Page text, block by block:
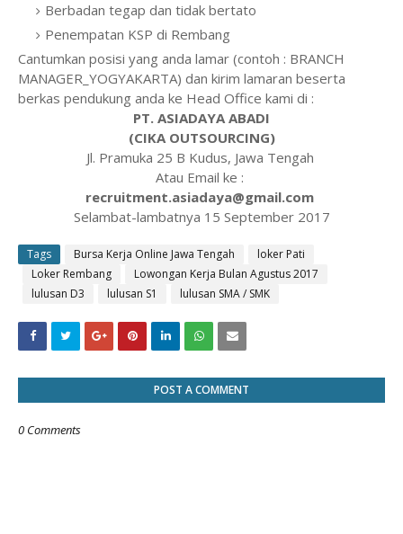
Berbadan tegap dan tidak bertato
Penempatan KSP di Rembang
Cantumkan posisi yang anda lamar (contoh : BRANCH
MANAGER_YOGYAKARTA) dan kirim lamaran beserta
berkas pendukung anda ke Head Office kami di :
PT. ASIADAYA ABADI
(CIKA OUTSOURCING)
Jl. Pramuka 25 B Kudus, Jawa Tengah
Atau Email ke :
recruitment.asiadaya@gmail.com
Selambat-lambatnya 15 September 2017
Tags Bursa Kerja Online Jawa Tengah
loker Pati
Loker Rembang
Lowongan Kerja Bulan Agustus 2017
lulusan D3
lulusan S1 lulusan SMA / SMK
POST A COMMENT
0 Comments